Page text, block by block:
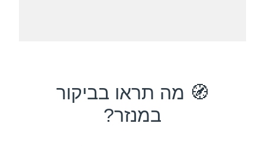
🧭 מה תראו בביקור
במנזר?